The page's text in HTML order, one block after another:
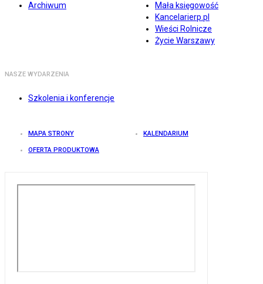
Archiwum
Mała księgowość
Kancelarierp.pl
Wieści Rolnicze
Życie Warszawy
NASZE WYDARZENIA
Szkolenia i konferencje
MAPA STRONY KALENDARIUM
OFERTA PRODUKTOWA